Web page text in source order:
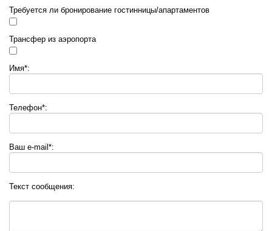
Требуется ли бронирование гостинницы/апартаментов
Трансфер из аэропорта
Имя*:
Телефон*:
Ваш e-mail*:
Текст сообщения: